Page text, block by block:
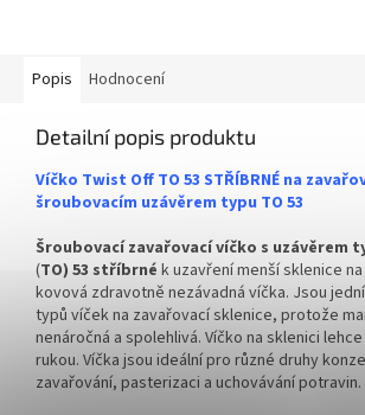
pesto, ovoce nebo nakládanou
✅Široce využitelná zavařovací
sklenice 140 ml
✅ Twist Off šroubový uzávěr
uzavřete rukou
✅ Různá víčka TO 53 ke sklenici
objednejteZDE
✅ Ideální pro marmelády nebo
zavařovací
✅ Twist Off
uzavřete
✅ Různá
objednejte
✅ Ideální
Popis Hodnocení
Detailní popis produktu
Víčko Twist Off TO 53 STŘÍBRNÉ na
šroubovacím uzávěrem typu TO 53
Šroubovací zavařovací víčko s uzávěrem
(TO) 53 stříbrné k uzavření menší sklenice
kovová zdravotně nezávadná víčka. Jsou
typů víček na zavařovací sklenice, protože
nenáročná a spolehlivá. Víčko na sklenici
rukou. Víčka jsou ideální pro různé druhy
zavařování, pasterizaci a uchovávání potravin.